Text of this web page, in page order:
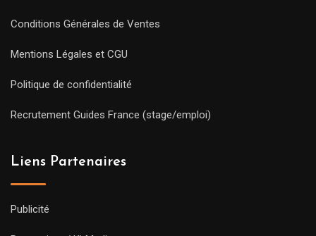
Conditions Générales de Ventes
Mentions Légales et CGU
Politique de confidentialité
Recrutement Guides France (stage/emploi)
Liens Partenaires
Publicité